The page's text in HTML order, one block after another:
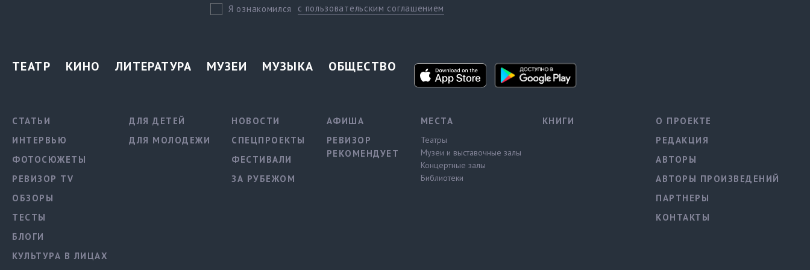
Я ознакомился с пользовательским соглашением
ТЕАТР КИНО ЛИТЕРАТУРА МУЗЕИ МУЗЫКА ОБЩЕСТВО
СТАТЬИ
ИНТЕРВЬЮ
ФОТОСЮЖЕТЫ
РЕВИЗОР TV
ОБЗОРЫ
ТЕСТЫ
БЛОГИ
КУЛЬТУРА В ЛИЦАХ
ДЛЯ ДЕТЕЙ
ДЛЯ МОЛОДЕЖИ
НОВОСТИ
СПЕЦПРОЕКТЫ
ФЕСТИВАЛИ
ЗА РУБЕЖОМ
АФИША
РЕВИЗОР
РЕКОМЕНДУЕТ
МЕСТА
Театры
Музеи и выставочные залы
Концертные залы
Библиотеки
КНИГИ
О ПРОЕКТЕ
РЕДАКЦИЯ
АВТОРЫ
АВТОРЫ ПРОИЗВЕДЕНИЙ
ПАРТНЕРЫ
КОНТАКТЫ